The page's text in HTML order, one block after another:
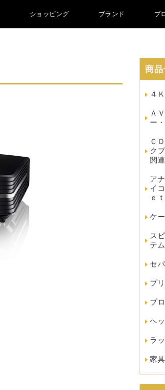
ショッピング ブランド ブ
商品
４
Ａ
ー
Ｃ
ク
関連
ア
イ
ｅ
ケ
ス
テム
セ
プ
プ
ヘ
ラ
家具